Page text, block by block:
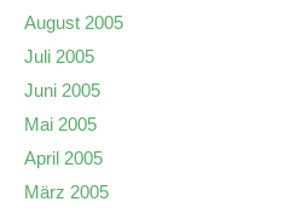
August 2005
Juli 2005
Juni 2005
Mai 2005
April 2005
März 2005